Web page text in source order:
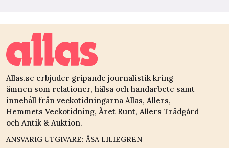
Allas.se erbjuder gripande journalistik kring
ämnen som relationer, hälsa och handarbete samt
innehåll från veckotidningarna Allas, Allers,
Hemmets Veckotidning, Året Runt, Allers Trädgård
och Antik & Auktion.
ANSVARIG UTGIVARE: ÅSA LILIEGREN